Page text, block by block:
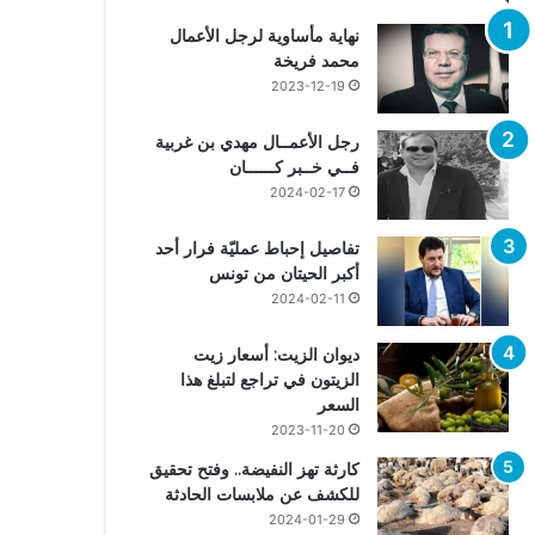
نهاية مأساوية لرجل الأعمال
محمد فريخة
2023-12-19
رجل الأعمــال مهدي بن غربية
فــي خــبر كــــــان
2024-02-17
تفاصيل إحباط عمليّة فرار أحد
أكبر الحيتان من تونس
2024-02-11
ديوان الزيت: أسعار زيت
الزيتون في تراجع لتبلغ هذا
السعر
2023-11-20
كارثة تهز النفيضة.. وفتح تحقيق
للكشف عن ملابسات الحادثة
2024-01-29